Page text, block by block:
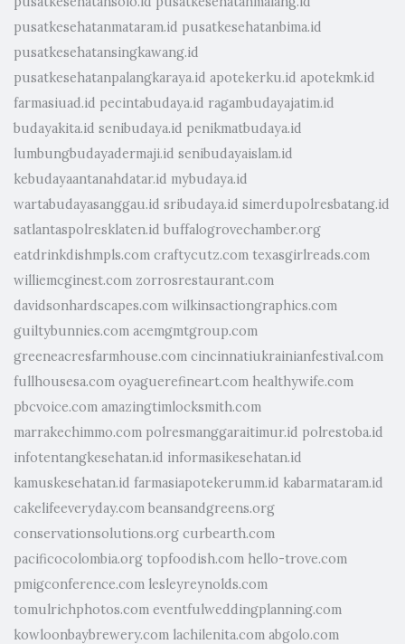
pusatkesehatanmataram.id pusatkesehatanbima.id
pusatkesehatansingkawang.id
pusatkesehatanpalangkaraya.id apotekerku.id apotekmk.id
farmasiuad.id pecintabudaya.id ragambudayajatim.id
budayakita.id senibudaya.id penikmatbudaya.id
lumbungbudayadermaji.id senibudayaislam.id
kebudayaantanahdatar.id mybudaya.id
wartabudayasanggau.id sribudaya.id simerdupolresbatang.id
satlantaspolresklaten.id buffalogrovechamber.org
eatdrinkdishmpls.com craftycutz.com texasgirlreads.com
williemcginest.com zorrosrestaurant.com
davidsonhardscapes.com wilkinsactiongraphics.com
guiltybunnies.com acemgmtgroup.com
greeneacresfarmhouse.com cincinnatiukrainianfestival.com
fullhousesa.com oyaguerefineart.com healthywife.com
pbcvoice.com amazingtimlocksmith.com
marrakechimmo.com polresmanggaraitimur.id polrestoba.id
infotentangkesehatan.id informasikesehatan.id
kamuskesehatan.id farmasiapotekerumm.id kabarmataram.id
cakelifeeveryday.com beansandgreens.org
conservationsolutions.org curbearth.com
pacificocolombia.org topfoodish.com hello-trove.com
pmigconference.com lesleyreynolds.com
tomulrichphotos.com eventfulweddingplanning.com
kowloonbaybrewery.com lachilenita.com abgolo.com